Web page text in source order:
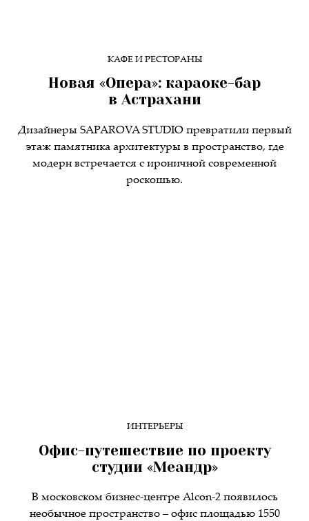
КАФЕ И РЕСТОРАНЫ
Новая «Опера»: караоке-бар
в Астрахани
Дизайнеры SAPAROVA STUDIO превратили первый
этаж памятника архитектуры в пространство, где
модерн встречается с ироничной современной
роскошью.
ИНТЕРЬЕРЫ
Офис-путешествие по проекту
студии «Меандр»
В московском бизнес-центре Alcon-2 появилось
необычное пространство – офис площадью 1550